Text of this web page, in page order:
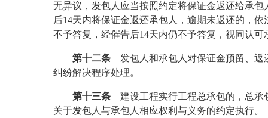
无异议，发包人应当按照约定将保证金返还给承
后14天内将保证金返还承包人，逾期未返还的，
不予答复，经催告后14天内仍不予答复，视同认可
第十二条发包人和承包人对保证金预留、返
纠纷解决程序处理。
第十三条建设工程实行工程总承包的，总承
关于发包人与承包人相应权利与义务的约定执行。